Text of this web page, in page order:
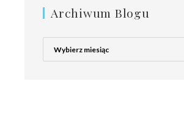
Archiwum Blogu
Archiwum
Blogu